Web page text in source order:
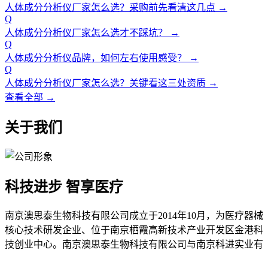
人体成分分析仪厂家怎么选？采购前先看清这几点 →
Q
人体成分分析仪厂家怎么选才不踩坑？
→
Q
人体成分分析仪品牌，如何左右使用感受？
→
Q
人体成分分析仪厂家怎么选？关键看这三处资质 →
查看全部 →
关于我们
科技进步 智享医疗
南京澳思泰生物科技有限公司成立于2014年10月，为医疗器械
核心技术研发企业、位于南京栖霞高新技术产业开发区金港科
技创业中心。南京澳思泰生物科技有限公司与南京科进实业有